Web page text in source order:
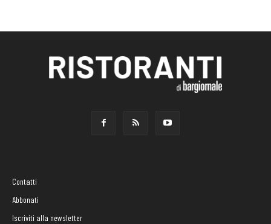
Contatti
Abbonati
Iscriviti alla newsletter